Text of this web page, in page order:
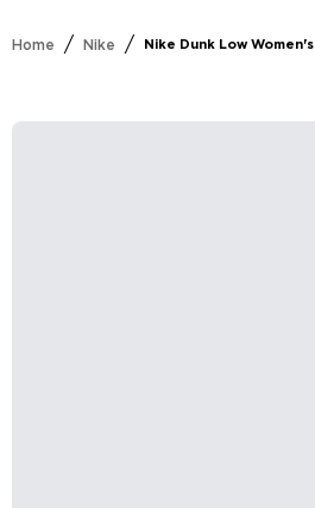
Home / Nike / Nike Dunk Low Women's